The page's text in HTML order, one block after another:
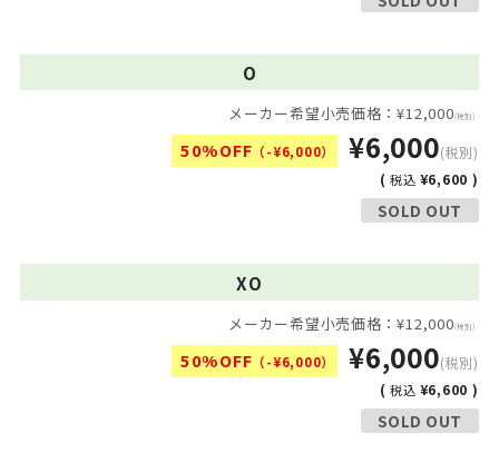
O
メーカー希望小売価格：¥12,000(税別)
50%OFF （-¥6,000） ¥6,000(税別)
(税込 ¥6,600 )
SOLD OUT
XO
メーカー希望小売価格：¥12,000(税別)
50%OFF （-¥6,000） ¥6,000(税別)
(税込 ¥6,600 )
SOLD OUT